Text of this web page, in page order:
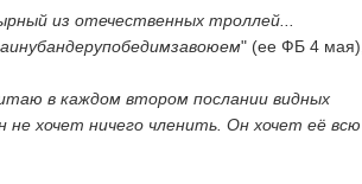
из отечественных троллей...
" (ее ФБ 4 мая),
в каждом втором послании видных
хочет ничего членить. Он хочет её всю